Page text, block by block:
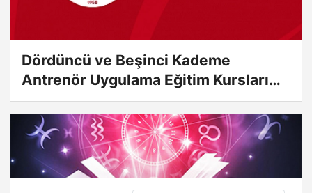
Dördüncü ve Beşinci Kademe
Antrenör Uygulama Eğitim Kursları
Sınav...